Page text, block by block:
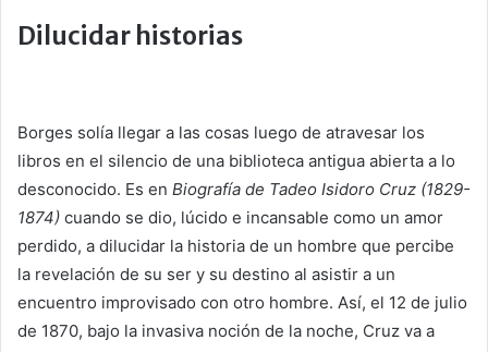
Dilucidar historias
Borges solía llegar a las cosas luego de atravesar los
libros en el silencio de una biblioteca antigua abierta a lo
desconocido. Es en Biografía de Tadeo Isidoro Cruz (1829-
1874) cuando se dio, lúcido e incansable como un amor
perdido, a dilucidar la historia de un hombre que percibe
la revelación de su ser y su destino al asistir a un
encuentro improvisado con otro hombre. Así, el 12 de julio
de 1870, bajo la invasiva noción de la noche, Cruz va a